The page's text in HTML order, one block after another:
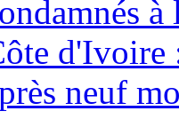
d'Ivoire
neuf